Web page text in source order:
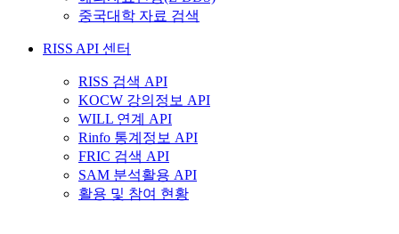
중국대학 자료 검색
RISS API 센터
RISS 검색 API
KOCW 강의정보 API
WILL 연계 API
Rinfo 통계정보 API
FRIC 검색 API
SAM 분석활용 API
활용 및 참여 현황